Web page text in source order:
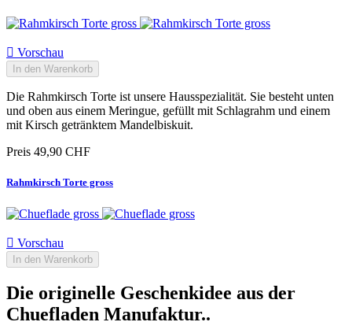
 Vorschau
In den Warenkorb
Die Rahmkirsch Torte ist unsere Hausspezialität. Sie besteht unten
und oben aus einem Meringue, gefüllt mit Schlagrahm und einem
mit Kirsch getränktem Mandelbiskuit.
Preis 49,90 CHF
Rahmkirsch Torte gross
 Vorschau
In den Warenkorb
Die originelle Geschenkidee aus der
Chuefladen Manufaktur..